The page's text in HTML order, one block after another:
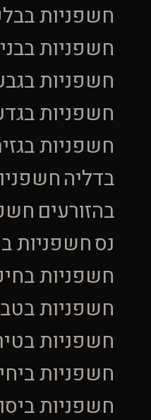
חשפניות
חשפניות
חשפניות
חשפניות
חשפניות
בדליה
בהזורעים
נסחשפניות
חשפניות
חשפניות
חשפניות
חשפניות
חשפניות